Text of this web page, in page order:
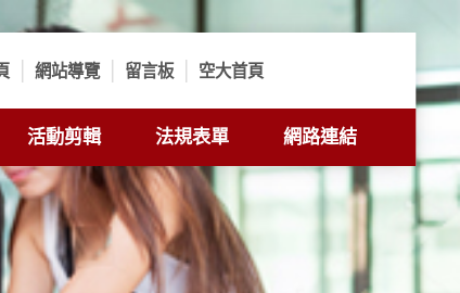
網站導覽 留言板 空大首頁
活動剪輯 法規表單 網路連結